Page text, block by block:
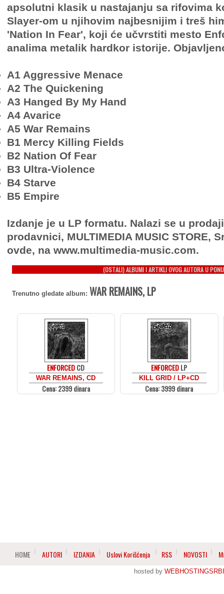
apsolutni klasik u nastajanju sa rifovima
Slayer-om u njihovim najbesnijim i treš
'Nation In Fear', koji će učvrstiti mesto
analima metalik hardkor istorije.
A1 Aggressive Menace
A2 The Quickening
A3 Hanged By My Hand
A4 Avarice
A5 War Remains
B1 Mercy Killing Fields
B2 Nation Of Fear
B3 Ultra-Violence
B4 Starve
B5 Empire
Izdanje je u LP formatu. Nalazi se u
prodavnici, MULTIMEDIA MUSIC STORE,
ovde, na www.multimedia-music.com.
(OSTALI) ALBUMI I ARTIKLI OVOG AUTORA U
Trenutno gledate album: WAR REMAINS, LP
ENFORCEDCD
WAR REMAINS, CD
Cena: 2399 dinara
ENFORCEDLP
KILL GRID / LP+CD
Cena: 3999 dinara
HOME AUTORI IZDANJA Uslovi Korišćenja RSS NOVOSTI
hosted by